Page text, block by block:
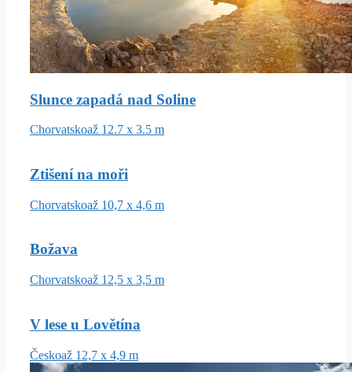
Slunce zapadá nad Soline
Chorvatskoaž 12.7 x 3.5 m
Ztišení na moři
Chorvatskoaž 10,7 x 4,6 m
Božava
Chorvatskoaž 12,5 x 3,5 m
V lese u Lovětína
Českoaž 12,7 x 4,9 m